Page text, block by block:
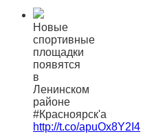
Новые
спортивные
площадки
появятся
в
Ленинском
районе
#Красноярск'а
http://t.co/apuOx8Y2I4